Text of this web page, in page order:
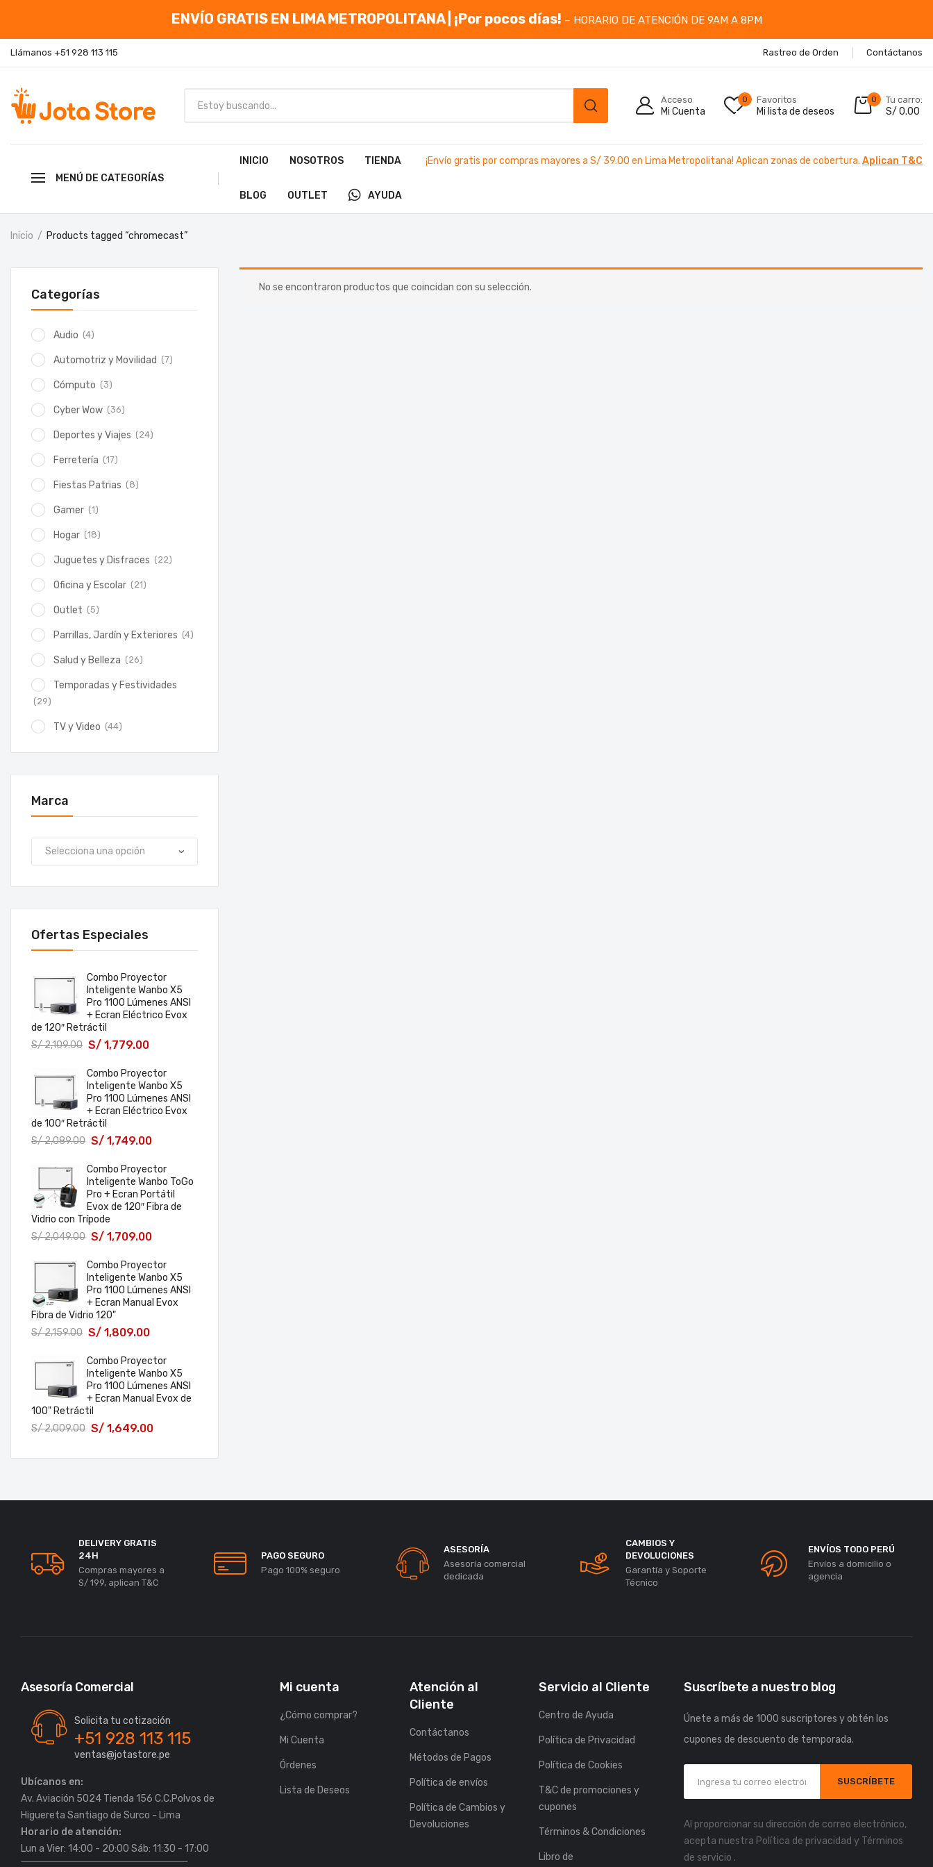
ENVÍO GRATIS EN LIMA METROPOLITANA | ¡Por pocos días! – HORARIO DE ATENCIÓN DE 9AM A 8PM
Llámanos +51 928 113 115 Rastreo de Orden Contáctanos
Acceso
Mi Cuenta
0 Favoritos
Mi lista de deseos
0 Tu carro:
S/ 0.00
MENÚ DE CATEGORÍAS
INICIO NOSOTROS TIENDA
BLOG OUTLET AYUDA
¡Envío gratis por compras mayores a S/ 39.00 en Lima Metropolitana! Aplican zonas de cobertura. Aplican T&C
Inicio Products tagged “chromecast”
No se encontraron productos que coincidan con su selección.
Categorías
Audio (4)
Automotriz y Movilidad (7)
Cómputo (3)
Cyber Wow (36)
Deportes y Viajes (24)
Ferretería (17)
Fiestas Patrias (8)
Gamer (1)
Hogar (18)
Juguetes y Disfraces (22)
Oficina y Escolar (21)
Outlet (5)
Parrillas, Jardín y Exteriores (4)
Salud y Belleza (26)
Temporadas y Festividades
(29)
TV y Video (44)
Marca
Ofertas Especiales
Combo Proyector
Inteligente Wanbo X5
Pro 1100 Lúmenes ANSI
+ Ecran Eléctrico Evox
de 120″ Retráctil
S/2,109.00 S/ 1,779.00
Combo Proyector
Inteligente Wanbo X5
Pro 1100 Lúmenes ANSI
+ Ecran Eléctrico Evox
de 100″ Retráctil
S/2,089.00 S/ 1,749.00
Combo Proyector
Inteligente Wanbo ToGo
Pro + Ecran Portátil
Evox de 120″ Fibra de
Vidrio con Trípode
S/2,049.00 S/ 1,709.00
Combo Proyector
Inteligente Wanbo X5
Pro 1100 Lúmenes ANSI
+ Ecran Manual Evox
Fibra de Vidrio 120"
S/2,159.00 S/ 1,809.00
Combo Proyector
Inteligente Wanbo X5
Pro 1100 Lúmenes ANSI
+ Ecran Manual Evox de
100" Retráctil
S/2,009.00 S/ 1,649.00
DELIVERY GRATIS
24H
Compras mayores a
S/ 199, aplican T&C
PAGO SEGURO
Pago 100% seguro
ASESORÍA
Asesoría comercial
dedicada
CAMBIOS Y
DEVOLUCIONES
Garantía y Soporte
Técnico
ENVÍOS TODO PERÚ
Envíos a domicilio o
agencia
Asesoría Comercial
Solicita tu cotización
+51 928 113 115
ventas@jotastore.pe
Ubícanos en:
Av. Aviación 5024 Tienda 156 C.C.Polvos de
Horario de atención:
Lun a Vier: 14:00 - 20:00 Sáb: 11:30 - 17:00
Mi cuenta
¿Cómo comprar?
Mi Cuenta
Órdenes
Lista de Deseos
Atención al
Cliente
Contáctanos
Métodos de Pagos
Política de envíos
Política de Cambios y
Devoluciones
Servicio al Cliente
Centro de Ayuda
Política de Privacidad
Política de Cookies
T&C de promociones y
cupones
Términos & Condiciones
Libro de
Suscríbete a nuestro blog
Únete a más de 1000 suscriptores y obtén los
cupones de descuento de temporada.
SUSCRÍBETE
Al proporcionar su dirección de correo electrónico,
acepta nuestra Política de privacidad y Términos
de servicio .